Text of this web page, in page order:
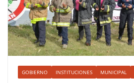
GOBIERNO INSTITUCIONES MUNICIPAL